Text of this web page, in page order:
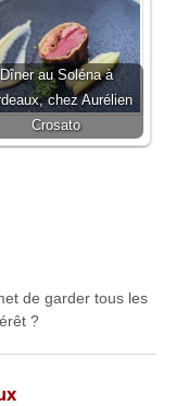
Dîner au Soléna à
chez Aurélien
Crosato
de garder tous les
?